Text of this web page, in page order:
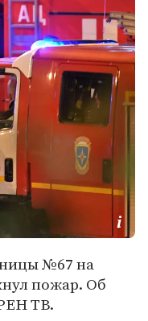
№67 на
пожар. Об
ТВ.